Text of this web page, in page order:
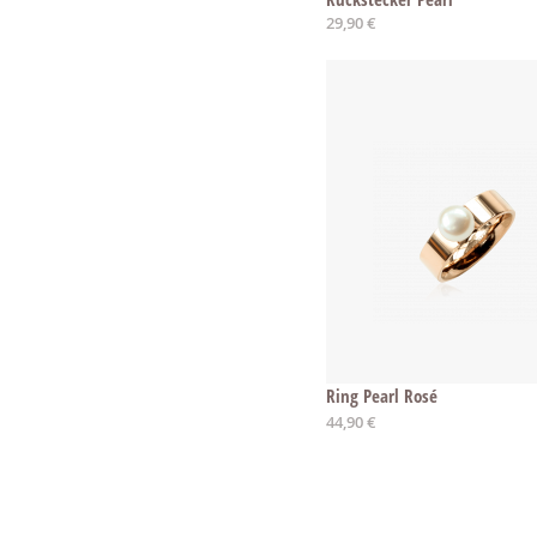
29,90 €
Ring Pearl Rosé
Ab
44,90 €